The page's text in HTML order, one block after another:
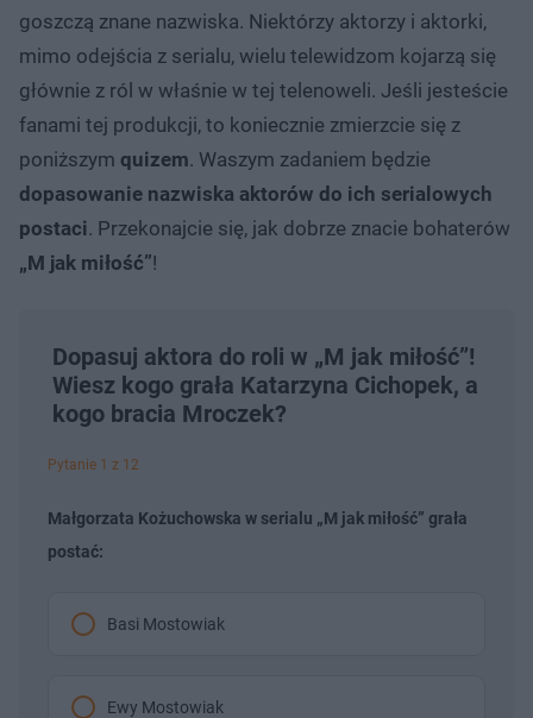
goszczą znane nazwiska. Niektórzy aktorzy i aktorki,
mimo odejścia z serialu, wielu telewidzom kojarzą się
głównie z ról w właśnie w tej telenoweli. Jeśli jesteście
fanami tej produkcji, to koniecznie zmierzcie się z
poniższym quizem. Waszym zadaniem będzie
dopasowanie nazwiska aktorów do ich serialowych
postaci. Przekonajcie się, jak dobrze znacie bohaterów
„M jak miłość”!
Dopasuj aktora do roli w „M jak miłość”!
Wiesz kogo grała Katarzyna Cichopek, a
kogo bracia Mroczek?
Pytanie 1 z 12
Małgorzata Kożuchowska w serialu „M jak miłość” grała
postać:
Basi Mostowiak
Ewy Mostowiak